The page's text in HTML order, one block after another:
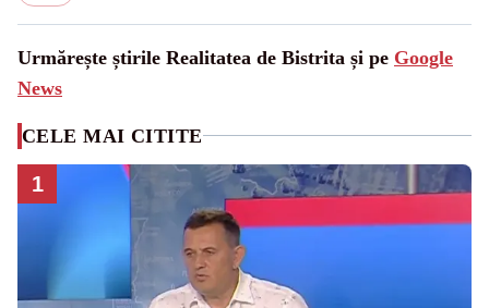
Urmărește știrile Realitatea de Bistrita și pe Google
News
CELE MAI CITITE
1